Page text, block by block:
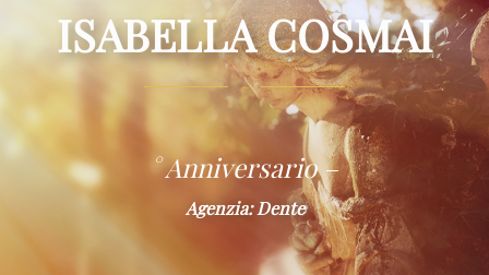
ISABELLA COSMAI
~
° Anniversario –
Agenzia: Dente